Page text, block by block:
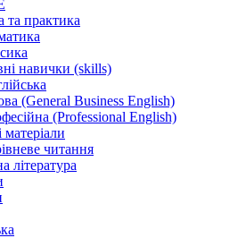
та практика
навички (skills)
(General Business English)
(Professional English)
матеріали
читання
література